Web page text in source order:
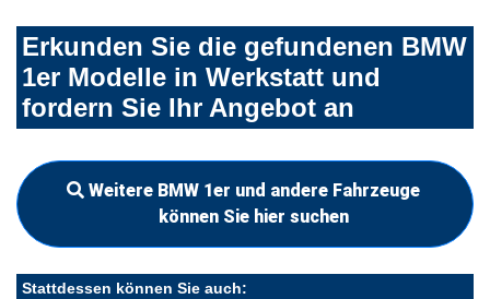
Erkunden Sie die gefundenen BMW
1er Modelle in Werkstatt und
fordern Sie Ihr Angebot an
Weitere BMW 1er und andere Fahrzeuge
können Sie hier suchen
Stattdessen können Sie auch: